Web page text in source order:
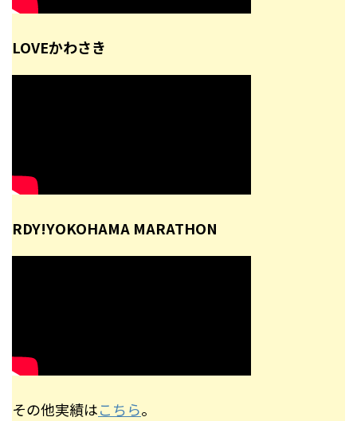
LOVEかわさき
RDY!YOKOHAMA MARATHON
その他実績はこちら。